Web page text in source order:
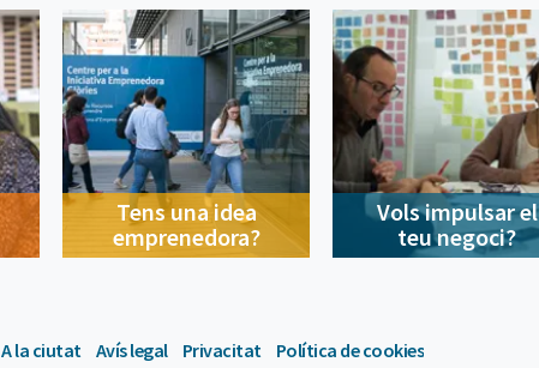
Tens una idea
emprenedora?
Vols impulsar el
teu negoci?
A la ciutat Avís legal Privacitat Política de cookies